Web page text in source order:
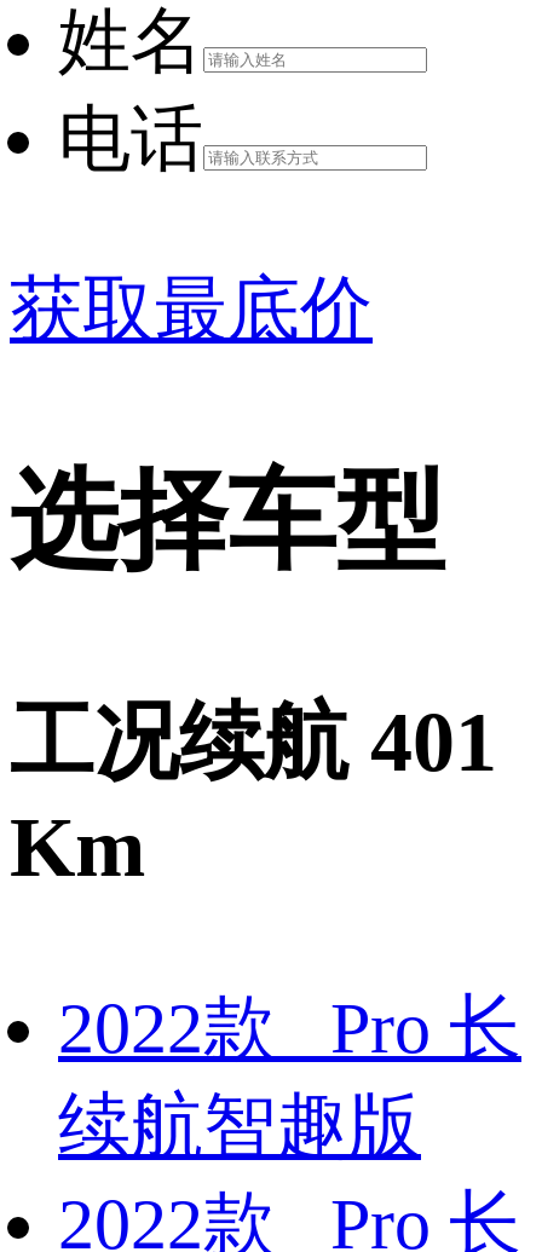
姓名
电话
获取最底价
选择车型
工况续航 401
Km
2022款 Pro 长
续航智趣版
2022款 Pro 长